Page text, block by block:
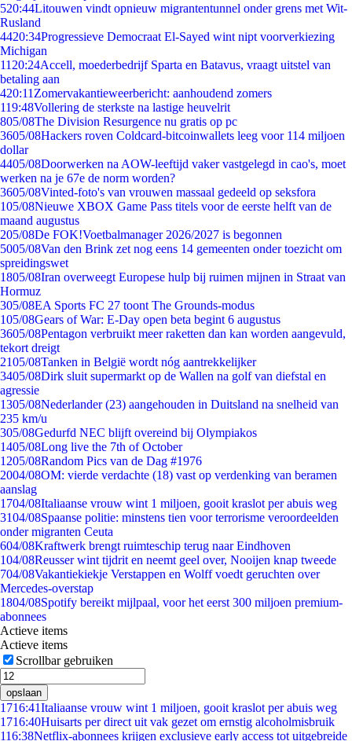
520:44Litouwen vindt opnieuw migrantentunnel onder grens met Wit-
Rusland
4420:34Progressieve Democraat El-Sayed wint nipt voorverkiezing
Michigan
11 20:24Accell, moederbedrijf Sparta en Batavus, vraagt uitstel van
betaling aan
420:11 Zomervakantieweerbericht: aanhoudend zomers
119:48Vollering de sterkste na lastige heuvelrit
805/08The Division Resurgence nu gratis op pc
3605/08Hackers roven Coldcard-bitcoinwallets leeg voor 114 miljoen
dollar
4405/08Doorwerken na AOW-leeftijd vaker vastgelegd in cao's, moet
werken na je 67e de norm worden?
3605/08Vinted-foto's van vrouwen massaal gedeeld op seksfora
105/08Nieuwe XBOX Game Pass titels voor de eerste helft van de
maand augustus
205/08De FOK!Voetbalmanager 2026/2027 is begonnen
5005/08Van den Brink zet nog eens 14 gemeenten onder toezicht om
spreidingswet
1805/08Iran overweegt Europese hulp bij ruimen mijnen in Straat van
Hormuz
305/08EA Sports FC 27 toont The Grounds-modus
105/08Gears of War: E-Day open beta begint 6 augustus
3605/08Pentagon verbruikt meer raketten dan kan worden aangevuld,
tekort dreigt
2105/08Tanken in België wordt nóg aantrekkelijker
3405/08Dirk sluit supermarkt op de Wallen na golf van diefstal en
agressie
1305/08Nederlander (23) aangehouden in Duitsland na snelheid van
235 km/u
305/08Gedurfd NEC blijft overeind bij Olympiakos
1405/08Long live the 7th of October
1205/08Random Pics van de Dag #1976
2004/08OM: vierde verdachte (18) vast op verdenking van beramen
aanslag
1704/08Italiaanse vrouw wint 1 miljoen, gooit kraslot per abuis weg
3104/08Spaanse politie: minstens tien voor terrorisme veroordeelden
onder migranten Ceuta
604/08Kraftwerk brengt ruimteschip terug naar Eindhoven
104/08Reusser wint tijdrit en neemt geel over, Nooijen knap tweede
704/08Vakantiekiekje Verstappen en Wolff voedt geruchten over
Mercedes-overstap
1804/08Spotify bereikt mijlpaal, voor het eerst 300 miljoen premium-
abonnees
Actieve items
Actieve items
Scrollbar gebruiken
opslaan
1716:41Italiaanse vrouw wint 1 miljoen, gooit kraslot per abuis weg
1716:40Huisarts per direct uit vak gezet om ernstig alcoholmisbruik
116:38Netflix-abonnees krijgen exclusieve early access tot uitgebreide